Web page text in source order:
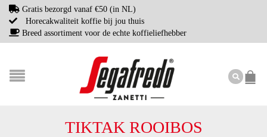
Gratis bezorgd vanaf €50 (in NL)
Horecakwaliteit koffie bij jou thuis
Breed assortiment voor de echte koffieliefhebber
TIKTAK ROOIBOS